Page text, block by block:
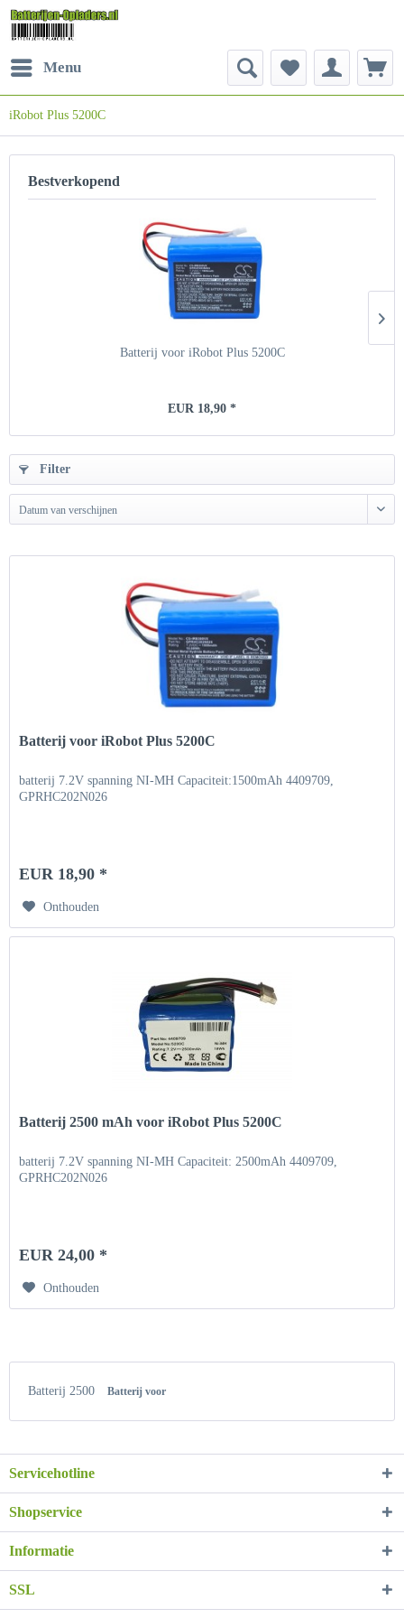
Menu
iRobot Plus 5200C
Bestverkopend
Batterij voor iRobot Plus 5200C
EUR 18,90 *
Filter
Datum van verschijnen
Batterij voor iRobot Plus 5200C
batterij 7.2V spanning NI-MH Capaciteit:1500mAh 4409709,
GPRHC202N026
EUR 18,90 *
Onthouden
Batterij 2500 mAh voor iRobot Plus 5200C
batterij 7.2V spanning NI-MH Capaciteit: 2500mAh 4409709,
GPRHC202N026
EUR 24,00 *
Onthouden
Batterij 2500 Batterij voor
Servicehotline
Shopservice
Informatie
SSL